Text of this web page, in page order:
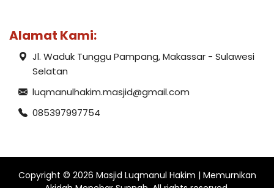
Alamat Kami:
Jl. Waduk Tunggu Pampang, Makassar - Sulawesi
Selatan
luqmanulhakim.masjid@gmail.com
085397997754
Copyright © 2026 Masjid Luqmanul Hakim | Memurnikan